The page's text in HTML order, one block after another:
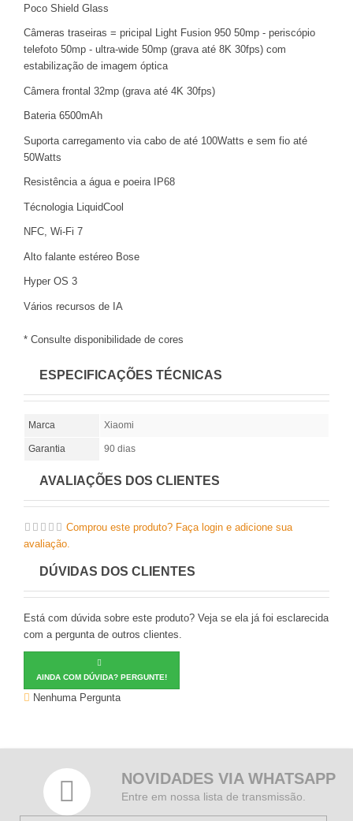
Poco Shield Glass
Câmeras traseiras = pricipal Light Fusion 950 50mp - periscópio
telefoto 50mp - ultra-wide 50mp (grava até 8K 30fps) com
estabilização de imagem óptica
Câmera frontal 32mp (grava até 4K 30fps)
Bateria 6500mAh
Suporta carregamento via cabo de até 100Watts e sem fio até
50Watts
Resistência a água e poeira IP68
Técnologia LiquidCool
NFC, Wi-Fi 7
Alto falante estéreo Bose
Hyper OS 3
Vários recursos de IA
* Consulte disponibilidade de cores
ESPECIFICAÇÕES TÉCNICAS
Marca Xiaomi
Garantia 90 dias
AVALIAÇÕES DOS CLIENTES
Comprou este produto? Faça login e adicione sua
avaliação.
DÚVIDAS DOS CLIENTES
Está com dúvida sobre este produto? Veja se ela já foi esclarecida
com a pergunta de outros clientes.
AINDA COM DÚVIDA? PERGUNTE!
Nenhuma Pergunta
NOVIDADES VIA WHATSAPP
Entre em nossa lista de transmissão.